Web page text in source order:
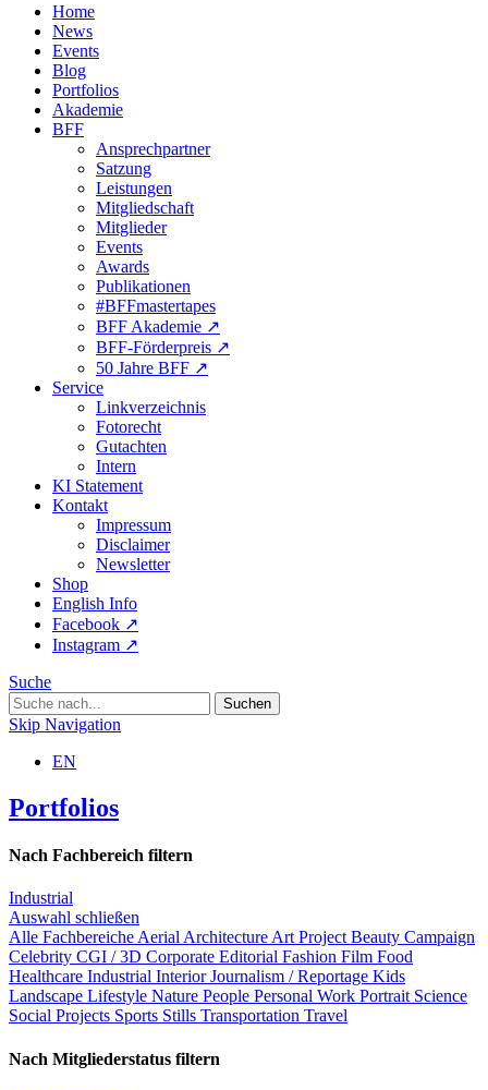
Home
News
Events
Blog
Portfolios
Akademie
BFF
Ansprechpartner
Satzung
Leistungen
Mitgliedschaft
Mitglieder
Events
Awards
Publikationen
#BFFmastertapes
BFF Akademie ↗︎
BFF-Förderpreis ↗︎
50 Jahre BFF ↗︎
Service
Linkverzeichnis
Fotorecht
Gutachten
Intern
KI Statement
Kontakt
Impressum
Disclaimer
Newsletter
Shop
English Info
Facebook ↗︎
Instagram ↗︎
Suche
Skip Navigation
EN
Portfolios
Nach Fachbereich filtern
Industrial
Auswahl schließen
Alle Fachbereiche Aerial Architecture Art Project Beauty Campaign
Celebrity CGI / 3D Corporate Editorial Fashion Film Food
Healthcare Industrial InteriorJournalism / Reportage Kids
Landscape Lifestyle Nature People Personal Work Portrait Science
Social Projects Sports Stills Transportation Travel
Nach Mitgliederstatus filtern